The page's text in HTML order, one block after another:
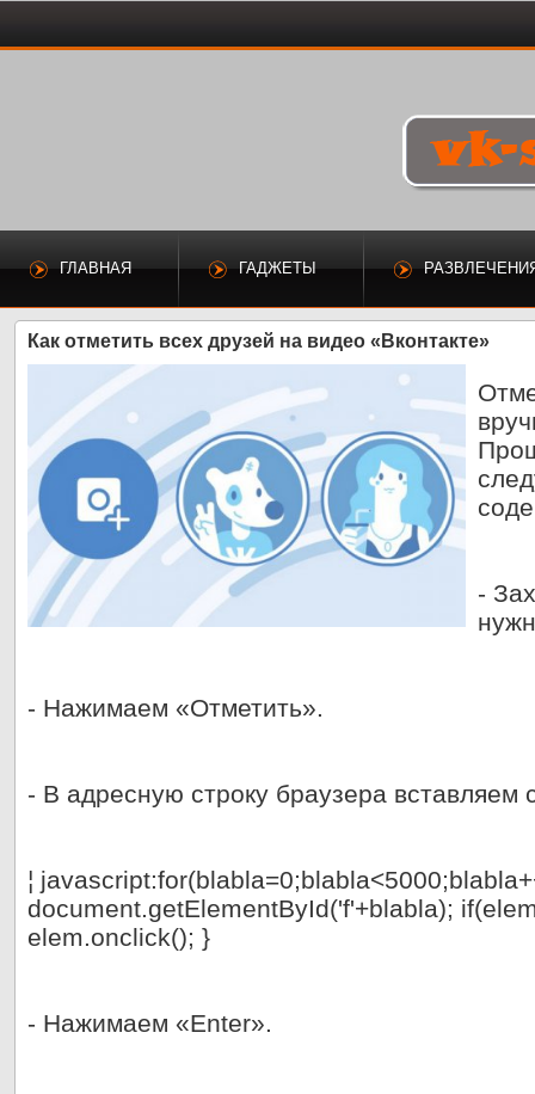
ГЛАВНАЯ ГАДЖЕТЫ
Как отметить всех друзей на видео «Вконтакте»
-
- Нажимаем «Отметить».
- В адресную строку браузера вставляем
¦
document.getElementById('f'+blabla);
elem.onclick(); }
- Нажимаем «Enter».